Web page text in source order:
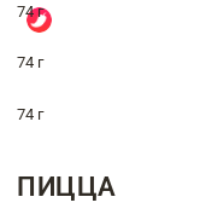
74 г
74 г
74 г
ПИЦЦА